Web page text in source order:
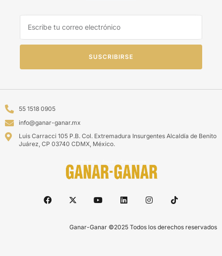
SUSCRIBIRSE
55 1518 0905
info@ganar-ganar.mx
Luis Carracci 105 P.B. Col. Extremadura Insurgentes Alcaldía de Benito
Juárez, CP 03740 CDMX, México.
Ganar-Ganar ©2025 Todos los derechos reservados